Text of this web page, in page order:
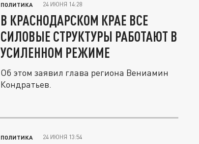
ПОЛИТИКА 24 ИЮНЯ 14:28
В КРАСНОДАРСКОМ КРАЕ ВСЕ
СИЛОВЫЕ СТРУКТУРЫ РАБОТАЮТ В
УСИЛЕННОМ РЕЖИМЕ
Об этом заявил глава региона Вениамин
Кондратьев.
ПОЛИТИКА 24 ИЮНЯ 13:54